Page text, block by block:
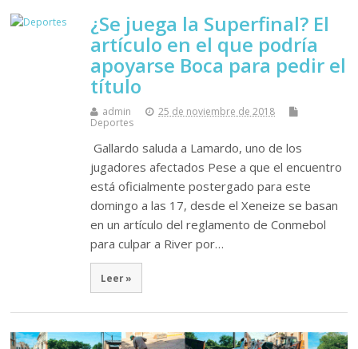
¿Se juega la Superfinal? El
artículo en el que podría
apoyarse Boca para pedir el
título
admin
25 de noviembre de 2018
Deportes
Gallardo saluda a Lamardo, uno de los
jugadores afectados Pese a que el encuentro
está oficialmente postergado para este
domingo a las 17, desde el Xeneize se basan
en un artículo del reglamento de Conmebol
para culpar a River por…
Leer »